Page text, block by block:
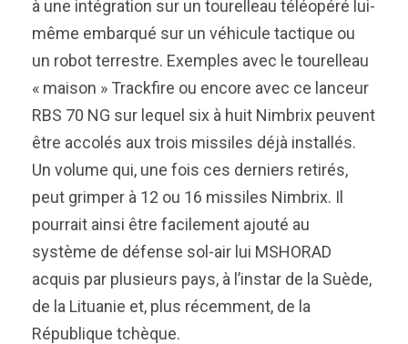
à une intégration sur un tourelleau téléopéré lui-
même embarqué sur un véhicule tactique ou
un robot terrestre. Exemples avec le tourelleau
« maison » Trackfire ou encore avec ce lanceur
RBS 70 NG sur lequel six à huit Nimbrix peuvent
être accolés aux trois missiles déjà installés.
Un volume qui, une fois ces derniers retirés,
peut grimper à 12 ou 16 missiles Nimbrix. Il
pourrait ainsi être facilement ajouté au
système de défense sol-air lui MSHORAD
acquis par plusieurs pays, à l’instar de la Suède,
de la Lituanie et, plus récemment, de la
République tchèque.